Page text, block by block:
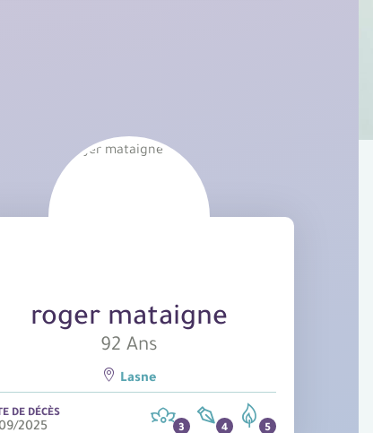
roger mataigne
92 Ans
Lasne
DE DÉCÈS
2025